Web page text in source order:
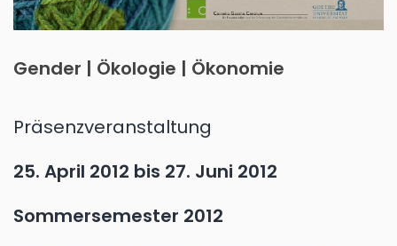
Gender | Ökologie | Ökonomie
Präsenzveranstaltung
25. April 2012 bis 27. Juni 2012
Sommersemester 2012